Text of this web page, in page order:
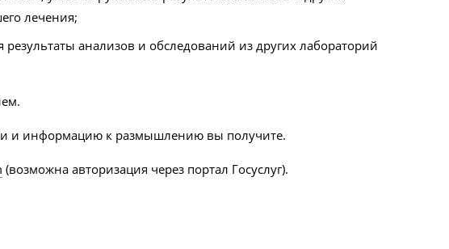
лечения;
анализов и обследований из других лабораторий
и информацию к размышлению вы получите.
(возможна авторизация через портал Госуслуг).